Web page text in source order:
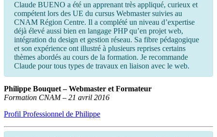
Claude BUENO a été un apprenant très appliqué, curieux et
compétent lors des UE du cursus Webmaster suivies au
CNAM Région Centre. Il a complété un niveau d’expertise
déjà élevé aussi bien en langage PHP qu’en projet web,
intégration du design et gestion réseau. Sa fibre pédagogique
et son expérience ont illustré à plusieurs reprises certains
thèmes abordés au cours de la formation. Je recommande
Claude pour tous types de travaux en liaison avec le web.
Philippe Bouquet – Webmaster et Formateur
Formation CNAM – 21 avril 2016
Profil Professionnel de Philippe